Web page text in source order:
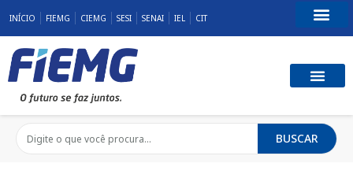
INÍCIO FIEMG CIEMG SESI SENAI IEL CIT
BUSCAR